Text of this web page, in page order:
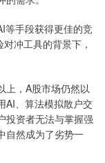
等手段获得更佳的竞
冲工具的背景下，
上，A股市场仍然以
AI、算法模拟散户交
投资者无法与掌握强
自然成为了劣势一